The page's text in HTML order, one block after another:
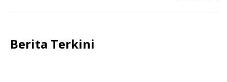
Berita Terkini